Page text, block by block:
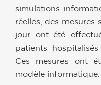
simulations
réelles, des mesures
jour ont été
patients
Ces mesures ont
modèle informatique.